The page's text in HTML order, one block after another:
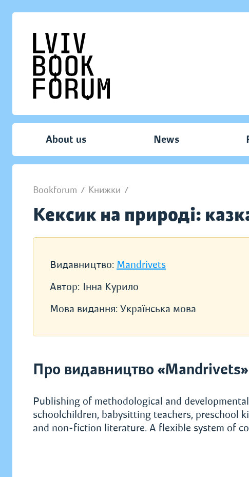
About us News
Bookforum / Книжки /
Кексик на природі:
Видавництво: Mandrivets
Автор: Інна Курило
Мова видання: Українська мова
Про видавництво «Mandrivets»
Publishing of methodological and
schoolchildren, babysitting teachers, preschool
and non-fiction literature. A flexible system of